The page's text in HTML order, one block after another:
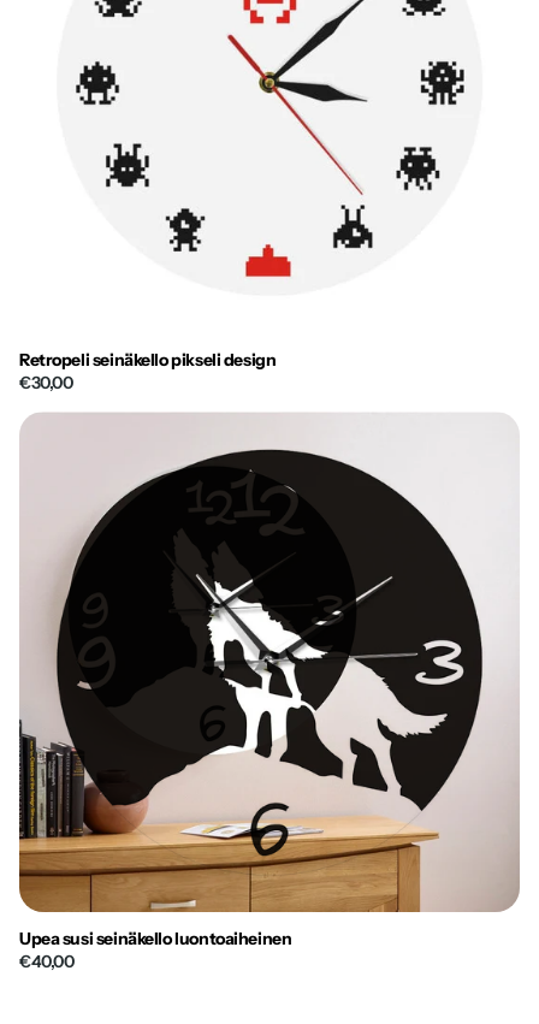
Retropeli seinäkello pikseli design
€30,00
Upea susi seinäkello luontoaiheinen
€40,00